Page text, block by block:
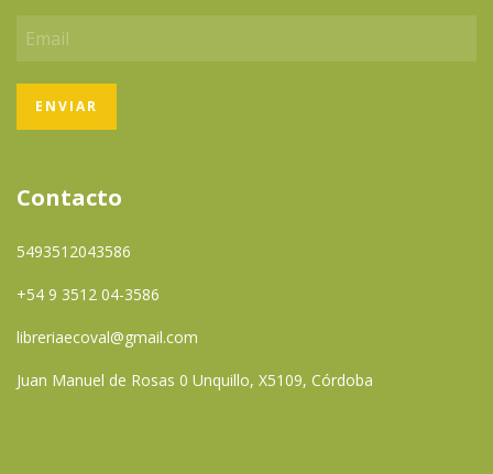
Contacto
5493512043586
+54 9 3512 04-3586
libreriaecoval@gmail.com
Juan Manuel de Rosas 0 Unquillo, X5109, Córdoba